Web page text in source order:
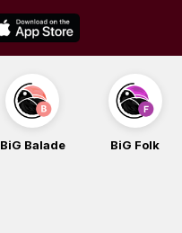
BiG Balade BiG Folk